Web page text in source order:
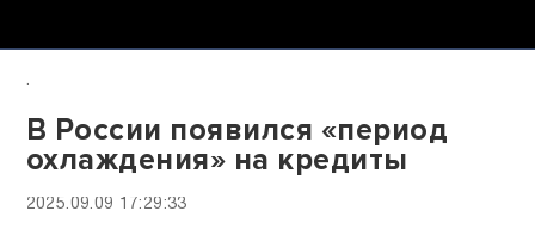
.
В России появился «период
охлаждения» на кредиты
2025.09.09 17:29:33